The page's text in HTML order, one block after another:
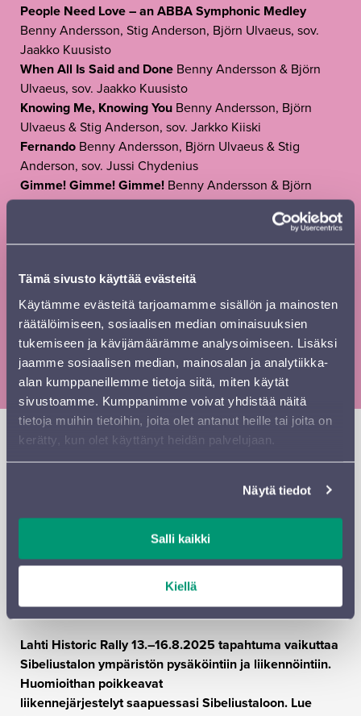
Tämä sivusto käyttää evästeitä
Käytämme evästeitä tarjoamamme sisällön ja mainosten
räätälöimiseen, sosiaalisen median ominaisuuksien
tukemiseen ja kävijämäärämme analysoimiseen. Lisäksi
jaamme sosiaalisen median, mainosalan ja analytiikka-
alan kumppaneillemme tietoja siitä, miten käytät
sivustoamme. Kumppanimme voivat yhdistää näitä
tietoja muihin tietoihin, joita olet antanut heille tai joita on
kerätty, kun olet käyttänyt heidän palvelujaan.
Näytä tiedot
Salli kaikki
Kiellä
People Need Love – an ABBA Symphonic Medley
Benny Andersson, Stig Anderson, Björn Ulvaeus, sov.
Jaakko Kuusisto
When All Is Said and Done Benny Andersson & Björn
Ulvaeus, sov. Jaakko Kuusisto
Knowing Me, Knowing You Benny Andersson, Björn
Ulvaeus & Stig Anderson, sov. Jarkko Kiiski
Fernando Benny Andersson, Björn Ulvaeus & Stig
Anderson, sov. Jussi Chydenius
Gimme! Gimme! Gimme! Benny Andersson & Björn
Ulvaeus, sov. Osmo Vänskä
Does Your Mother Know – The Winner Takes It All –
Thank You for the MusicBenny Andersson & Björn
Liput: 46–38 € aik. / 41–32 € eläk. / 32–30 € lapsi,
opiskelija, työtön
Mamma Mia! Nytkö mennään taas? Kyllä vain, vielä
kerran Sinfonia Lahti ja Rajaton tuovatAbban
suosituimman lauluyhtyeen Rajattoman sinfoninen
Abba-tribuutti on jo saavuttanut klassikon aseman.
Konsertissa kuullaan liuta Abban unohtumattomia
kappaleita, kutenKnowing Me,Knowing You,Gimme!
voittobiisi, jolla ruotsalaisbändin maailmanvalloitus
vuonna 1974 alkoi.
Lahti Historic Rally 13.–16.8.2025 tapahtuma vaikuttaa
Sibeliustalon ympäristön pysäköintiin ja liikennöintiin.
Huomioithan poikkeavat
liikennejärjestelyt saapuessasi Sibeliustaloon. Lue